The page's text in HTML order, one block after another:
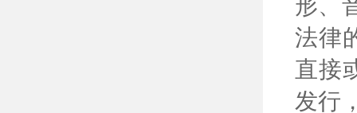
法律
直接
发行